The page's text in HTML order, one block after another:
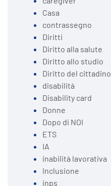
Casa
contrassegno
Diritti
Diritto alla salute
Diritto allo studio
Diritto del cittadino
disabilità
Disability card
Donne
Dopo di NOI
ETS
IA
inabilità lavorativa
Inclusione
inps